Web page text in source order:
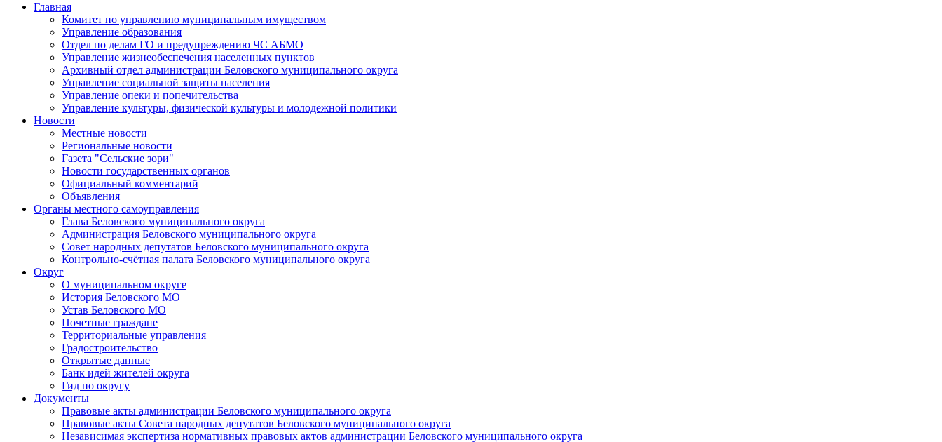
Главная
Комитет по управлению муниципальным имуществом
Управление образования
Отдел по делам ГО и предупреждению ЧС АБМО
Управление жизнеобеспечения населенных пунктов
Архивный отдел администрации Беловского муниципального округа
Управление социальной защиты населения
Управление опеки и попечительства
Управление культуры, физической культуры и молодежной политики
Новости
Местные новости
Региональные новости
Газета "Сельские зори"
Новости государственных органов
Официальный комментарий
Объявления
Органы местного самоуправления
Глава Беловского муниципального округа
Администрация Беловского муниципального округа
Совет народных депутатов Беловского муниципального округа
Контрольно-счётная палата Беловского муниципального округа
Округ
О муниципальном округе
История Беловского МО
Устав Беловского МО
Почетные граждане
Территориальные управления
Градостроительство
Открытые данные
Банк идей жителей округа
Гид по округу
Документы
Правовые акты администрации Беловского муниципального округа
Правовые акты Совета народных депутатов Беловского муниципального округа
Независимая экспертиза нормативных правовых актов администрации Беловского муниципального округа